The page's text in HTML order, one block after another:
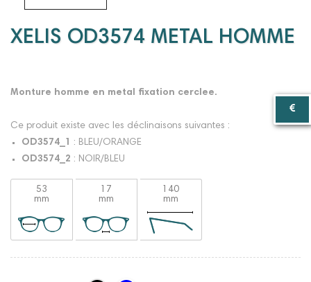
XELIS OD3574 METAL HOMME
Monture homme en metal fixation cerclee.
Ce produit existe avec les déclinaisons suivantes :
OD3574_1 : BLEU/ORANGE
OD3574_2 : NOIR/BLEU
53
mm
17
mm
140
mm